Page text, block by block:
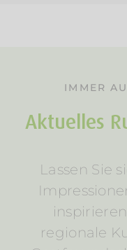
IMMER
Aktuelles
Lassen Sie
regionale